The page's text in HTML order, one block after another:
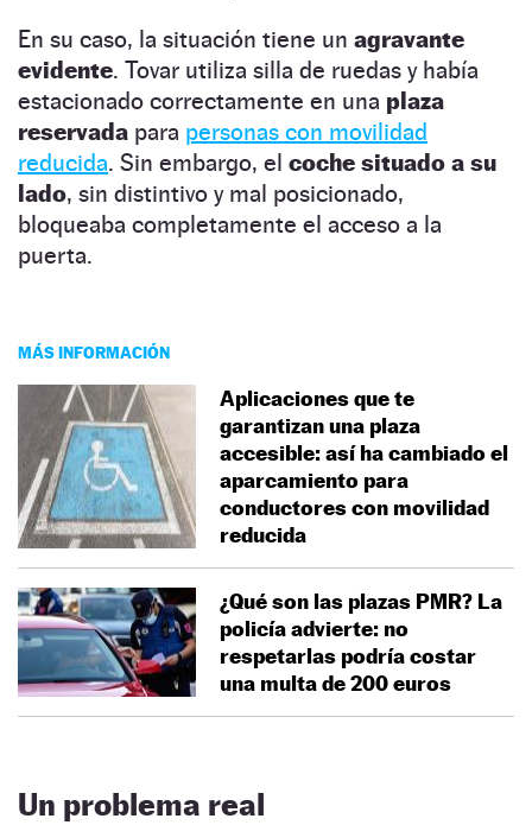
En su caso, la situación tiene un agravante
evidente. Tovar utiliza silla de ruedas y había
estacionado correctamente en una plaza
reservada para personas con movilidad
reducida. Sin embargo, el coche situado a su
lado, sin distintivo y mal posicionado,
bloqueaba completamente el acceso a la
puerta.
MÁS INFORMACIÓN
Aplicaciones que te
garantizan una plaza
accesible: así ha cambiado el
aparcamiento para
conductores con movilidad
reducida
¿Qué son las plazas PMR? La
policía advierte: no
respetarlas podría costar
una multa de 200 euros
Un problema real